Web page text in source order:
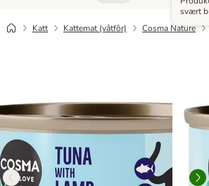
Katt Kattemat (våtfôr) Cosma Nature
svært